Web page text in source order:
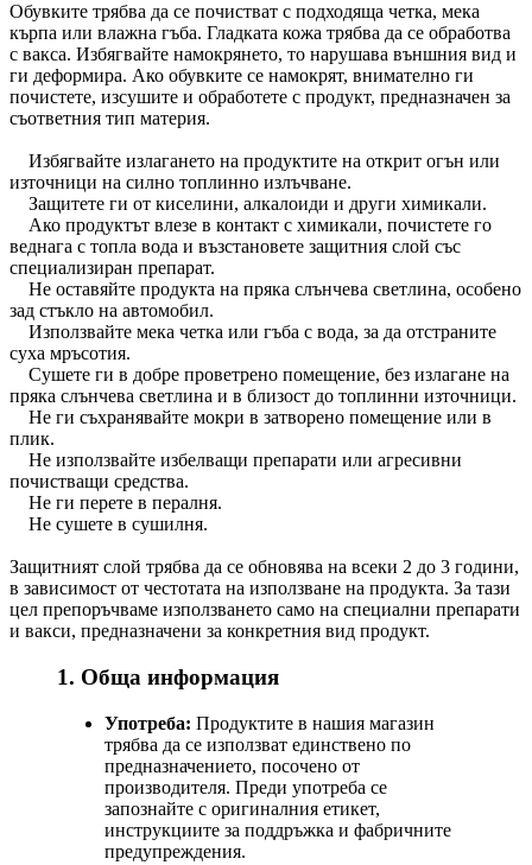
Обувките трябва да се почистват с подходяща четка, мека
кърпа или влажна гъба. Гладката кожа трябва да се обработва
с вакса. Избягвайте намокрянето, то нарушава външния вид и
ги деформира. Ако обувките се намокрят, внимателно ги
почистете, изсушите и обработете с продукт, предназначен за
съответния тип материя.
Избягвайте излагането на продуктите на открит огън или
източници на силно топлинно излъчване.
Защитете ги от киселини, алкалоиди и други химикали.
Ако продуктът влезе в контакт с химикали, почистете го
веднага с топла вода и възстановете защитния слой със
специализиран препарат.
Не оставяйте продукта на пряка слънчева светлина, особено
зад стъкло на автомобил.
Използвайте мека четка или гъба с вода, за да отстраните
суха мръсотия.
Сушете ги в добре проветрено помещение, без излагане на
пряка слънчева светлина и в близост до топлинни източници.
Не ги съхранявайте мокри в затворено помещение или в
плик.
Не използвайте избелващи препарати или агресивни
почистващи средства.
Не ги перете в пералня.
Не сушете в сушилня.
Защитният слой трябва да се обновява на всеки 2 до 3 години,
в зависимост от честотата на използване на продукта. За тази
цел препоръчваме използването само на специални препарати
и вакси, предназначени за конкретния вид продукт.
1. Обща информация
Употреба: Продуктите в нашия магазин
трябва да се използват единствено по
предназначението, посочено от
производителя. Преди употреба се
запознайте с оригиналния етикет,
инструкциите за поддръжка и фабричните
предупреждения.